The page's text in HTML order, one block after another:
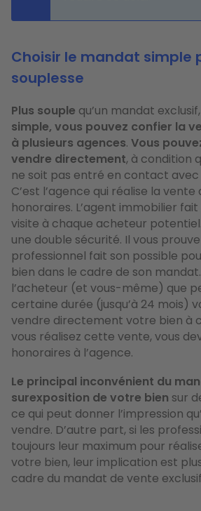
Choisir le mandat simple
souplesse
Plus souple qu’un mandat exclusif,
simple, vous pouvez confier la
à plusieurs agences. Vous
vendre directement, à condition
ne soit pas entré en contact avec
C’est l’agence qui réalise la
honoraires. L’agent immobilier
visite à chaque acheteur
une double sécurité. Il vous
professionnel fait son possible
bien dans le cadre de son
l’acheteur (et vous-même) que
certaine durée (jusqu’à 24 mois)
vendre directement votre bien à
vous réalisez cette vente, vous
honoraires à l’agence.
Le principal inconvénient du
surexposition de votre bien sur
ce qui peut donner l’impression
vendre. D’autre part, si les
toujours leur maximum pour
votre bien, leur implication est
cadre du mandat de vente